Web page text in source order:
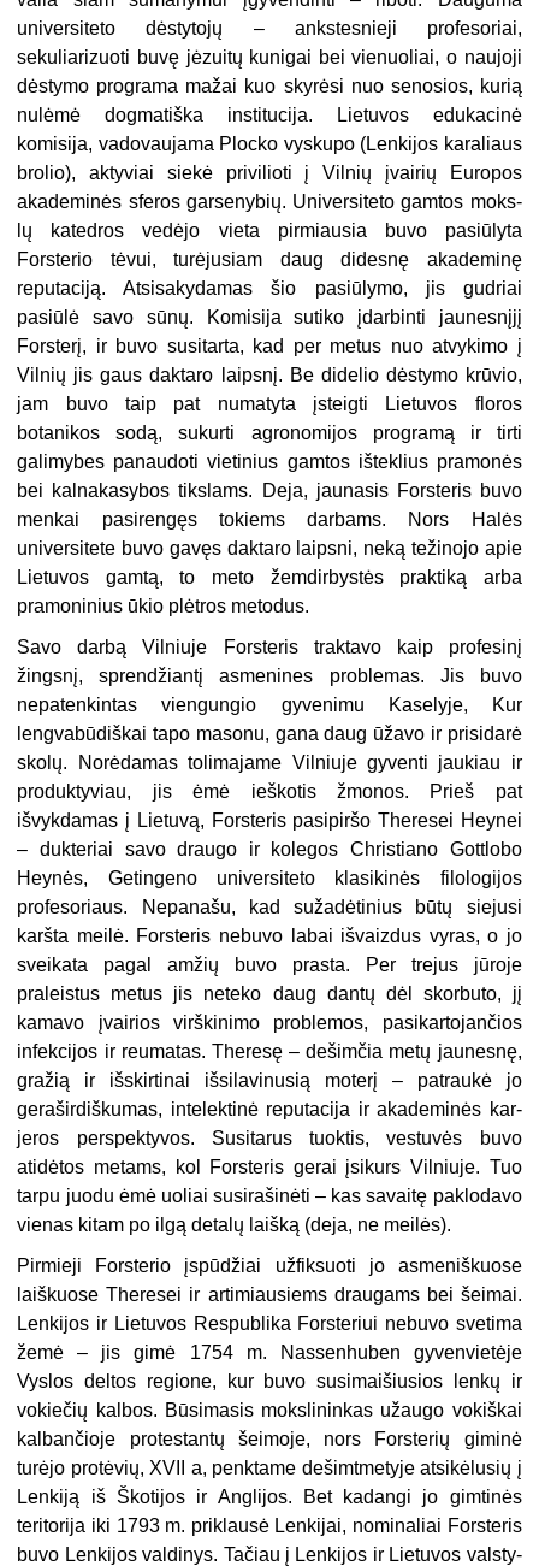
universiteto dėstytojų – ankstesnieji profesoriai,
sekuliarizuoti buvę jėzuitų kunigai bei vienuoliai, o naujoji
dėstymo programa mažai kuo skyrėsi nuo seno­sios, kurią
nulėmė dogmatiška institucija. Lietuvos edukacinė
komisija, vado­vaujama Plocko vyskupo (Lenkijos karaliaus
brolio), aktyviai siekė privilioti į Vilnių įvairių Europos
akademinės sferos garsenybių. Universiteto gamtos moks­
lų katedros vedėjo vieta pirmiausia buvo pasiūlyta
Forsterio tėvui, turėjusiam daug didesnę akademinę
reputaciją. Atsisakydamas šio pasiūlymo, jis gudriai
pasiūlė savo sūnų. Komisija sutiko įdarbinti jaunesnįjį
Forsterį, ir buvo susitar­ta, kad per metus nuo atvykimo į
Vilnių jis gaus daktaro laipsnį. Be didelio dės­tymo krūvio,
jam buvo taip pat numatyta įsteigti Lietuvos floros
botanikos sodą, sukurti agronomijos programą ir tirti
galimybes panaudoti vietinius gamtos iš­teklius pramonės
bei kalnakasybos tikslams. Deja, jaunasis Forsteris buvo
men­kai pasirengęs tokiems darbams. Nors Halės
universitete buvo gavęs daktaro laipsni, neką težinojo apie
Lietuvos gamtą, to meto žemdirbystės praktiką arba
pramoninius ūkio plėtros metodus.
Savo darbą Vilniuje Forsteris traktavo kaip profesinį
žingsnį, sprendžiantį asmenines problemas. Jis buvo
nepatenkintas viengungio gyvenimu Kaselyje, Kur
lengvabūdiškai tapo masonu, gana daug ūžavo ir prisidarė
skolų. Norėda­mas tolimajame Vilniuje gyventi jaukiau ir
produktyviau, jis ėmė ieškotis žmo­nos. Prieš pat
išvykdamas į Lietuvą, Forsteris pasipiršo Theresei Heynei
– duk­teriai savo draugo ir kolegos Christiano Gottlobo
Heynės, Getingeno universite­to klasikinės filologijos
profesoriaus. Nepanašu, kad sužadėtinius būtų siejusi
karšta meilė. Forsteris nebuvo labai išvaizdus vyras, o jo
sveikata pagal amžių buvo prasta. Per trejus jūroje
praleistus metus jis neteko daug dantų dėl skorbuto, jį
kamavo įvairios virškinimo problemos, pasikartojančios
infekcijos ir reu­matas. Theresę – dešimčia metų jaunesnę,
gražią ir išskirtinai išsilavinusią mo­terį – patraukė jo
geraširdiškumas, intelektinė reputacija ir akademinės kar­
jeros perspektyvos. Susitarus tuoktis, vestuvės buvo
atidėtos metams, kol Fors­teris gerai įsikurs Vilniuje. Tuo
tarpu juodu ėmė uoliai susirašinėti – kas savaitę paklodavo
vienas kitam po ilgą detalų laišką (deja, ne meilės).
Pirmieji Forsterio įspūdžiai užfiksuoti jo asmeniškuose
laiškuose Theresei ir artimiausiems draugams bei šeimai.
Lenkijos ir Lietuvos Respublika Forsteriui nebuvo svetima
žemė – jis gimė 1754 m. Nassenhuben gyvenvietėje
Vyslos deltos regione, kur buvo susimaišiusios lenkų ir
vokiečių kalbos. Būsimasis moksli­ninkas užaugo vokiškai
kalbančioje protestantų šeimoje, nors Forsterių giminė
turėjo protėvių, XVII a, penktame dešimtmetyje atsikėlusių į
Lenkiją iš Škotijos ir Anglijos. Bet kadangi jo gimtinės
teritorija iki 1793 m. priklausė Lenkijai, nominaliai Forsteris
buvo Lenkijos valdinys. Tačiau į Lenkijos ir Lietuvos valsty­